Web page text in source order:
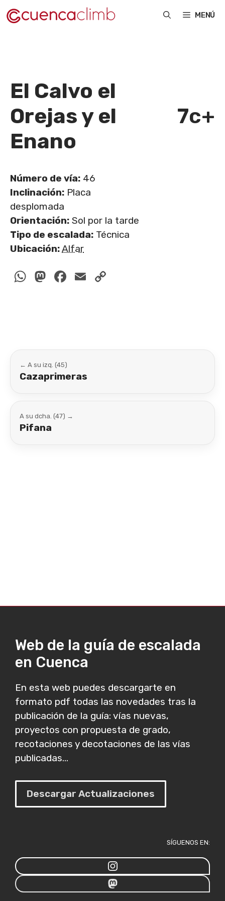
Saltar
al
MENÚ
El Calvo el
Orejas y el
Enano
7c+
Número de vía: 46
Inclinación: Placa
desplomada
Orientación: Sol por la tarde
Tipo de escalada: Técnica
Ubicación:Alfar
WhatsApp
Mastodon
Facebook
Email
← A su izq. (45)
Cazaprimeras
A su dcha. (47) →
Pifana
Web de la guía de escalada
en Cuenca
En esta web puedes descargarte en
formato pdf todas las novedades tras la
publicación de la guía: vías nuevas,
proyectos con propuesta de grado,
recotaciones y decotaciones de las vías
publicadas...
Descargar Actualizaciones
SÍGUENOS EN: